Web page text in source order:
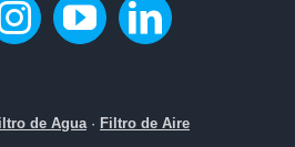
de Agua · Filtro de Aire